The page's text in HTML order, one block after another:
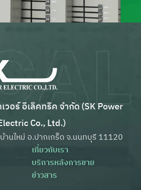
วอร์ อีเล็คทริค จำกัด (SK Power
Co., Ltd.)
นใหม่ อ.ปากเกร็ด จ.นนทบุรี 11120
เกี่ยวกับเรา
บริการหลังการขาย
ข่าวสาร